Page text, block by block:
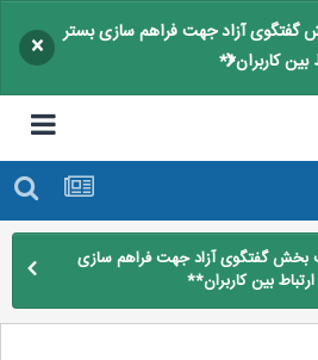
آزاد جهت فراهم سازی بستر
کاربران**
×
گفتگوی آزاد جهت فراهم سازی
بین کاربران**